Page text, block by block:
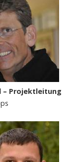
– Projektleitung